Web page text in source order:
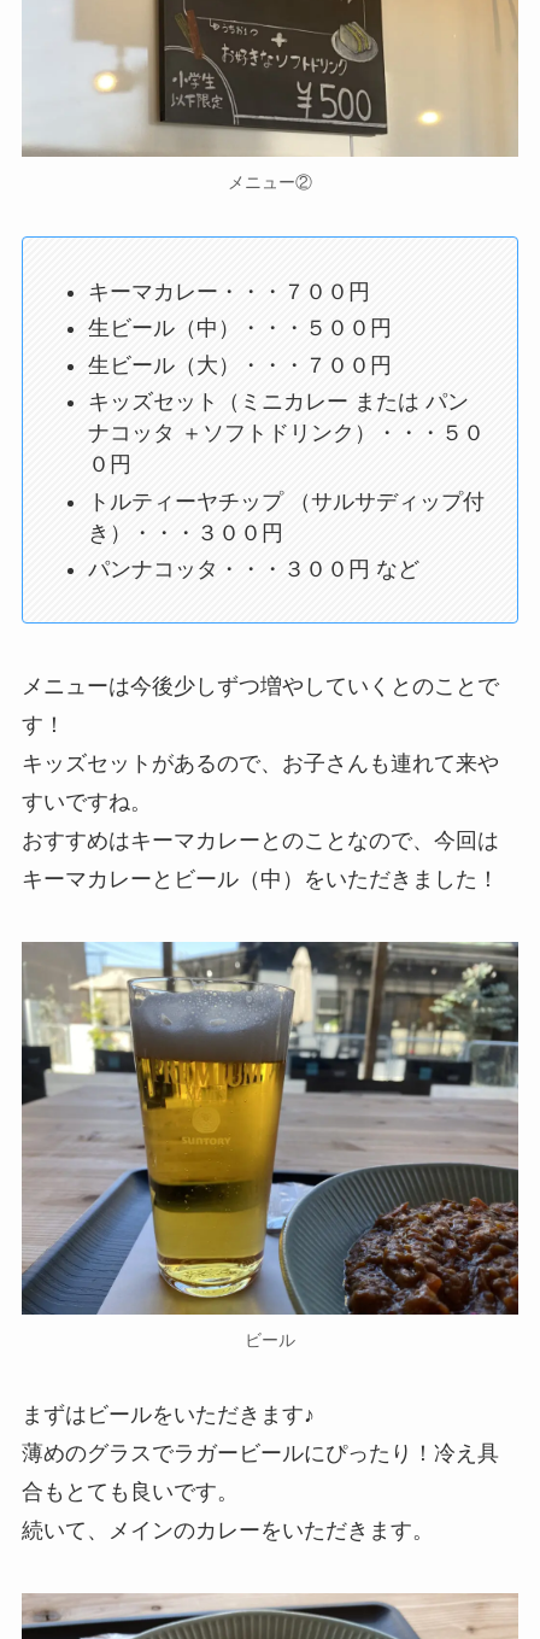
メニュー②
キーマカレー・・・７００円
生ビール（中）・・・５００円
生ビール（大）・・・７００円
キッズセット（ミニカレー または パン
ナコッタ ＋ソフトドリンク）・・・５０
０円
トルティーヤチップ （サルサディップ付
き）・・・３００円
パンナコッタ・・・３００円 など
メニューは今後少しずつ増やしていくとのことで
す！
キッズセットがあるので、お子さんも連れて来や
すいですね。
おすすめはキーマカレーとのことなので、今回は
キーマカレーとビール（中）をいただきました！
ビール
まずはビールをいただきます♪
薄めのグラスでラガービールにぴったり！冷え具
合もとても良いです。
続いて、メインのカレーをいただきます。